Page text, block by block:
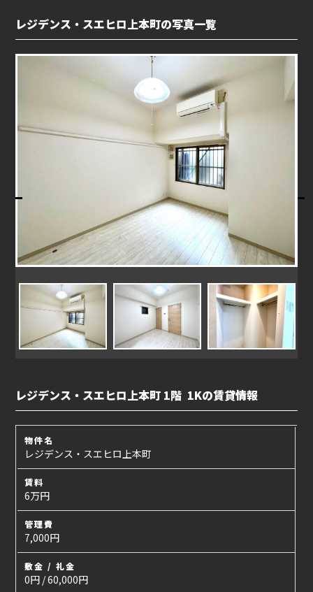
レジデンス・スエヒロ上本町の写真一覧
レジデンス・スエヒロ上本町 1階 1Kの賃貸情報
物件名
レジデンス・スエヒロ上本町
賃料
6万円
管理費
7,000円
敷金 / 礼金
0円 / 60,000円